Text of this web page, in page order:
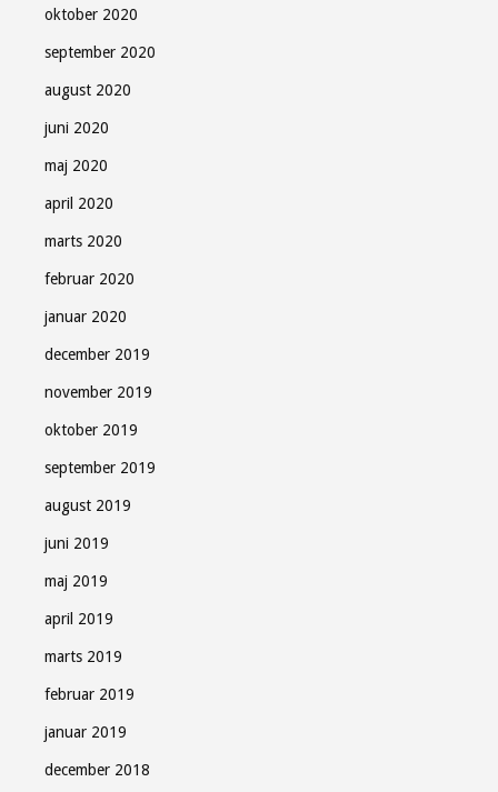
oktober 2020
september 2020
august 2020
juni 2020
maj 2020
april 2020
marts 2020
februar 2020
januar 2020
december 2019
november 2019
oktober 2019
september 2019
august 2019
juni 2019
maj 2019
april 2019
marts 2019
februar 2019
januar 2019
december 2018